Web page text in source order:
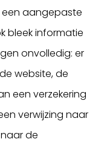
aangepaste
bleek informatie
onvolledig: er
website, de
een verzekering
verwijzing naar
de